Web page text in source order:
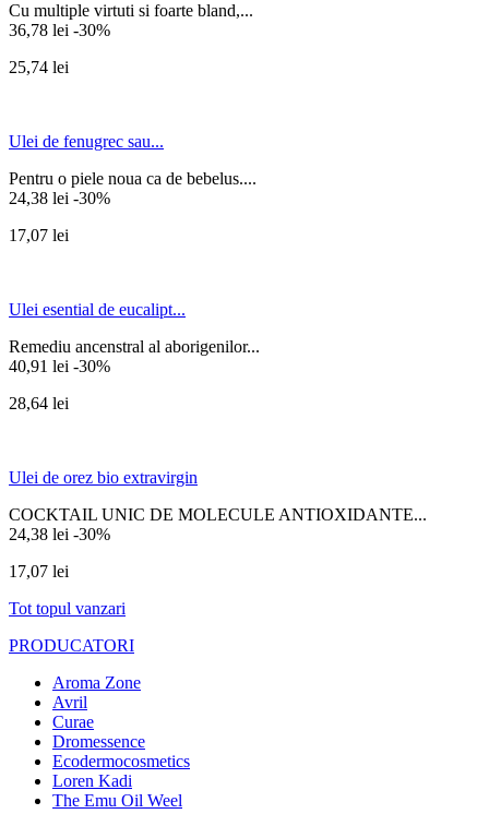
Cu multiple virtuti si foarte bland,...
36,78 lei -30%
25,74 lei
Ulei de fenugrec sau...
Pentru o piele noua ca de bebelus....
24,38 lei -30%
17,07 lei
Ulei esential de eucalipt...
Remediu ancenstral al aborigenilor...
40,91 lei -30%
28,64 lei
Ulei de orez bio extravirgin
COCKTAIL UNIC DE MOLECULE ANTIOXIDANTE...
24,38 lei -30%
17,07 lei
Tot topul vanzari
PRODUCATORI
Aroma Zone
Avril
Curae
Dromessence
Ecodermocosmetics
Loren Kadi
The Emu Oil Weel